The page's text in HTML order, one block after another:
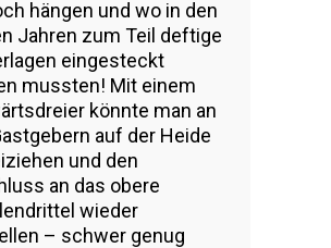
hängen und wo in den
Jahren zum Teil deftige
eingesteckt
mussten! Mit einem
könnte man an
auf der Heide
und den
an das obere
wieder
– schwer genug